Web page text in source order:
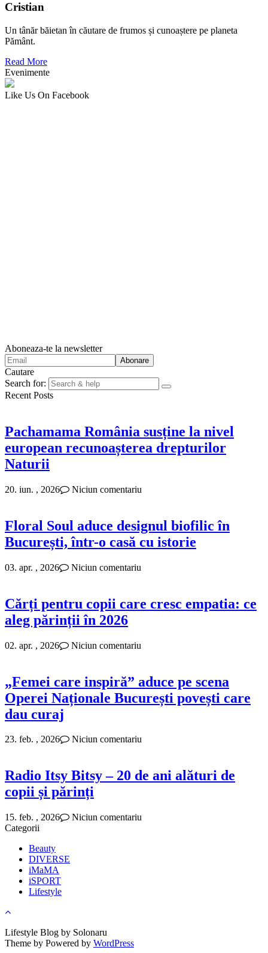
Cristian
Un tânăr băietan în căutare de frumos și cunoaștere pe planeta
Pământ.
Read More
Evenimente
Like Us On Facebook
Aboneaza-te la newsletter
Cautare
Search for:
Recent Posts
Pachamama România susține la nivel
european recunoașterea drepturilor
Naturii
20. iun. , 2026 Niciun comentariu
Floral Soul aduce designul biofilic în
București, într-o casă cu istorie
03. apr. , 2026 Niciun comentariu
Cărți pentru copii care cresc empatia: ce
aleg părinții în 2026
02. apr. , 2026 Niciun comentariu
„Femei care inspiră” aduce pe scena
Operei Naționale București povești care
dau curaj
23. feb. , 2026 Niciun comentariu
Radio Itsy Bitsy – 20 de ani alături de
copii și părinți
15. feb. , 2026
Niciun comentariu
Categorii
Beauty
DIVERSE
iMaMA
iSPORT
Lifestyle
Lifestyle Blog by Solonaru
Theme by Powered by WordPress